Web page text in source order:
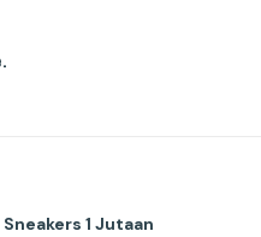
Sneakers 1 Jutaan